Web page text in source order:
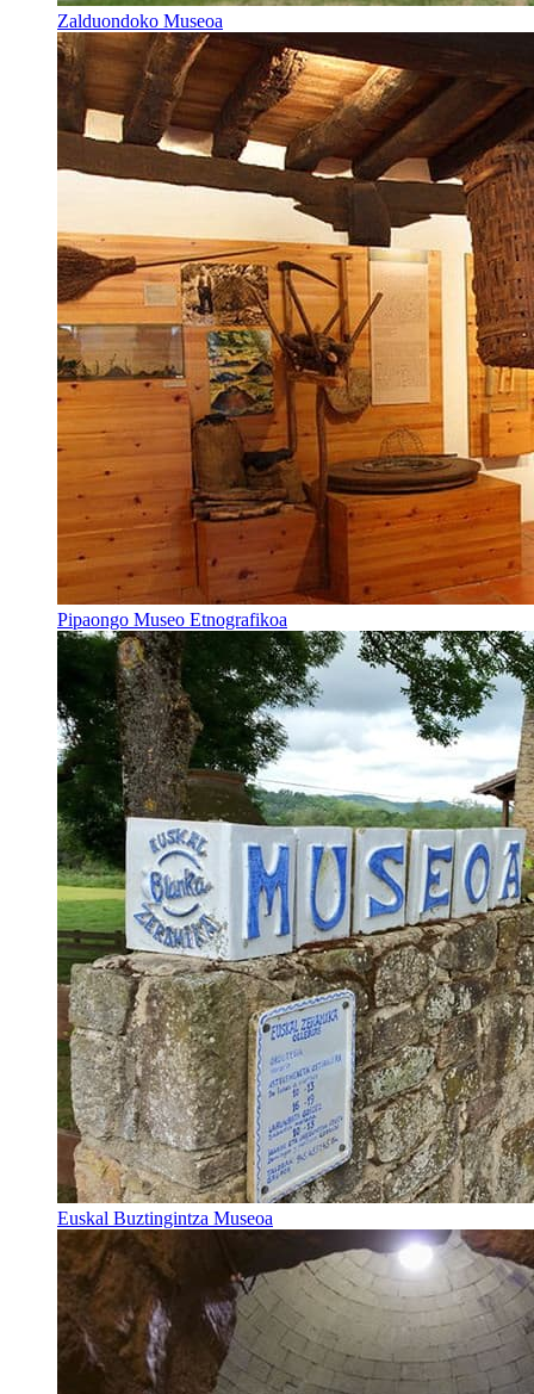
Zalduondoko Museoa
Pipaongo Museo Etnografikoa
Euskal Buztingintza Museoa